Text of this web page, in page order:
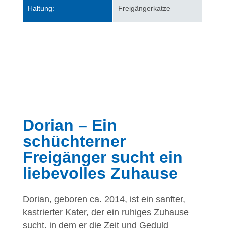
Haltung: Freigängerkatze
Dorian – Ein
schüchterner
Freigänger sucht ein
liebevolles Zuhause
Dorian, geboren ca. 2014, ist ein sanfter,
kastrierter Kater, der ein ruhiges Zuhause
sucht, in dem er die Zeit und Geduld